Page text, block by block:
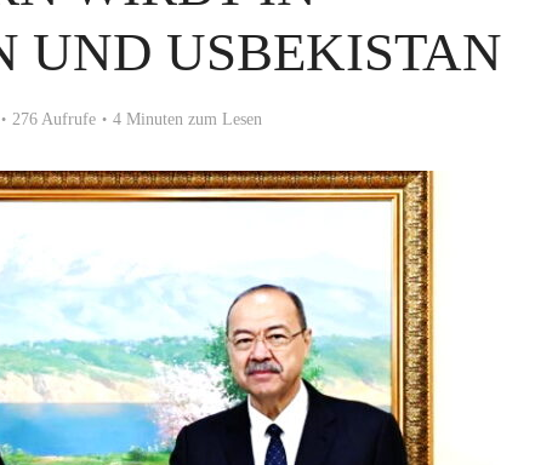
UND USBEKISTAN
276 Aufrufe 4 Minuten zum Lesen